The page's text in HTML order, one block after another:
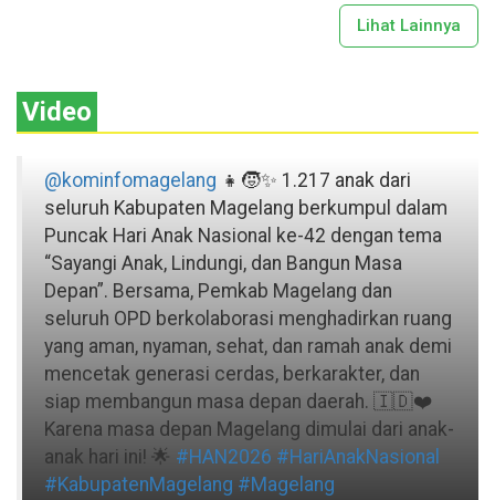
Lihat Lainnya
Video
@kominfomagelang 👧🧒✨ 1.217 anak dari
seluruh Kabupaten Magelang berkumpul dalam
Puncak Hari Anak Nasional ke-42 dengan tema
“Sayangi Anak, Lindungi, dan Bangun Masa
Depan”. Bersama, Pemkab Magelang dan
seluruh OPD berkolaborasi menghadirkan ruang
yang aman, nyaman, sehat, dan ramah anak demi
mencetak generasi cerdas, berkarakter, dan
siap membangun masa depan daerah. 🇮🇩❤️
Karena masa depan Magelang dimulai dari anak-
anak hari ini! 🌟 #HAN2026 #HariAnakNasional
#KabupatenMagelang #Magelang